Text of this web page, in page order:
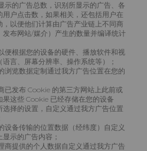
的广告总数，识别所显示的广告、各
户点击数，如果相关，还包括用户在
以便他们计算由广告产业链上不同商
布网站/媒介）产生的数量并编译统计
根据您的设备的硬件、播放软件和视
言、屏幕分辨率、操作系统等）；
览数据定制通过我方广告位置在您的
发布 Cookie 的第三方网站上此前或
这些 Cookie 已经存储在您的设备
选择的设置，自定义通过我方广告位置
备传输的位置数据（经纬度）自定义
示的广告内容；
提供的个人数据自定义通过我方广告